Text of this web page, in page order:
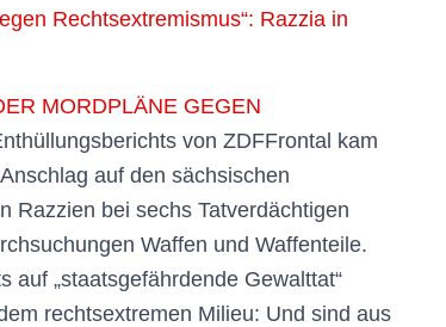
Rechtsextremismus“: Razzia in
MORDPLÄNE GEGEN
von ZDFFrontal kam
auf den sächsischen
Razzien bei sechs Tatverdächtigen
Waffen und Waffenteile.
auf „staatsgefährdende Gewalttat“
rechtsextremen Milieu: Und sind aus